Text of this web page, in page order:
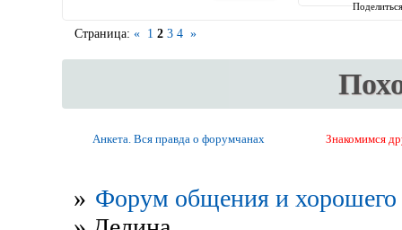
Страница: « 1 2 3 4 »
Анкета. Вся правда о форумчанах Знакомимся
» Форум общения и хорошего